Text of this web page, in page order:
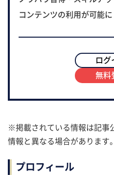
コンテンツの利用が可能に
ログ
無料
※掲載されている情報は記事
情報と異なる場合があります。
プロフィール